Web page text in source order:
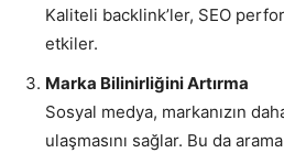
Kaliteli backlink’ler, SEO
etkiler.
Marka Bilinirliğini Artırma
Sosyal medya, markanızın
ulaşmasını sağlar. Bu da